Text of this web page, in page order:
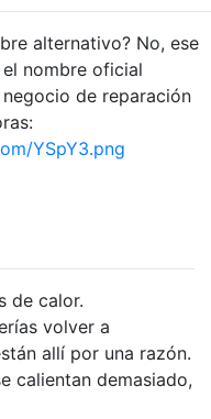
alternativo? No, ese
nombre oficial
de reparación
YSpY3.png
de calor.
volver a
allí por una razón.
calientan demasiado,